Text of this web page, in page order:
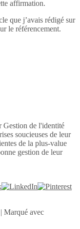
affirmation.
que j’avais rédigé sur
le référencement.
Gestion de l'identité
soucieuses de leur
de la plus-value
gestion de leur
| Marqué avec